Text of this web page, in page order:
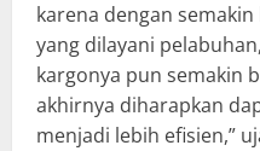
karena dengan
yang dilayani
kargonya pun semakin
akhirnya diharapkan
menjadi lebih efisien,”